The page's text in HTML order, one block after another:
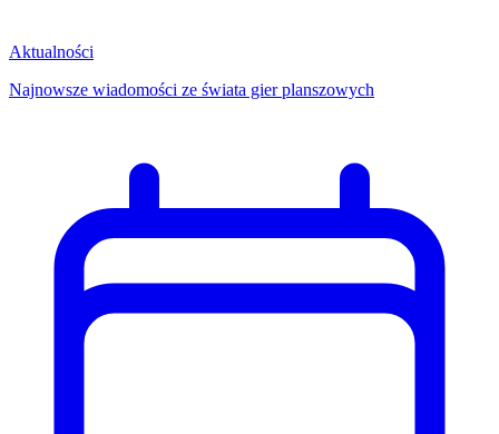
Aktualności
Najnowsze wiadomości ze świata gier planszowych